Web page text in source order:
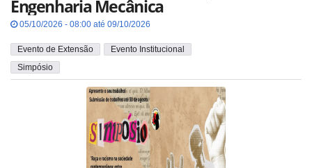
Engenharia Mecânica
05/10/2026 - 08:00 até 09/10/2026
Evento de Extensão
Evento Institucional
Simpósio